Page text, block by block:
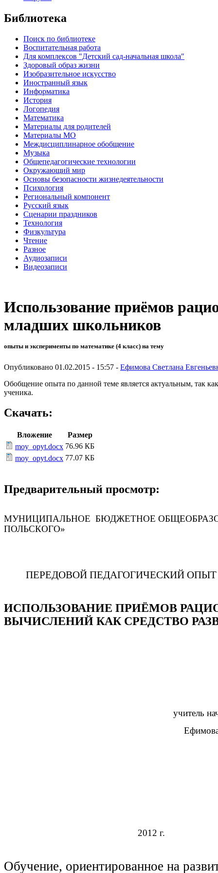
Библиотека
Поиск по библиотеке
Воспитательная работа
Для комплексов "Детский сад-начальная школа"
Здоровый образ жизни
Изобразительное искусство
Иностранный язык
Информатика
История
Логопедия
Математика
Материалы для родителей
Материалы МО
Междисциплинарное обобщение
Музыка
Общепедагогические технологии
Окружающий мир
Основы безопасности жизнедеятельности
Психология
Региональный компонент
Русский язык
Сценарии праздников
Технология
Физкультура
Чтение
Разное
Аудиозаписи
Видеозаписи
Использование приёмов
младших школьников
опыты и эксперименты по математике (4 класс) на тему
Опубликовано 01.02.2015 - 15:57 - Ефимова Светлана
Обобщение опыта по данной теме является актуальным, так
ученика.
Скачать:
Вложение
Размер
moy_opyt.docx 76.96 КБ
moy_opyt.docx 77.07 КБ
Предварительный просмотр:
МУНИЦИПАЛЬНОЕ БЮДЖЕТНОЕ
ПОЛЬСКОГО»
ПЕРЕДОВОЙ ПЕДАГОГИЧЕСКИЙ ОПЫТ
ИСПОЛЬЗОВАНИЕ ПРИЁМОВ
ВЫЧИСЛЕНИЙ КАК СРЕДСТВО
учитель
Ефимова Светлана
2012 г.
Обучение, ориентированное на